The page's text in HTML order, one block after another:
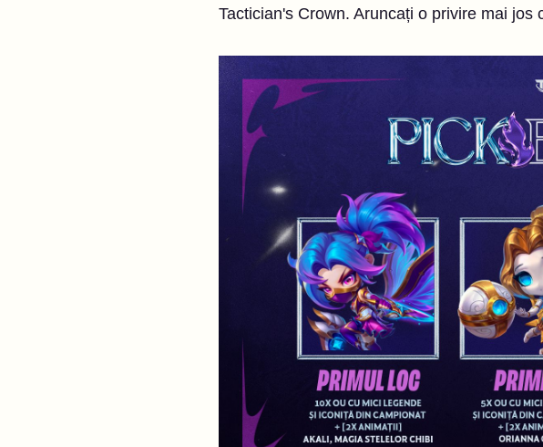
Tactician's Crown. Aruncați o privire mai jos